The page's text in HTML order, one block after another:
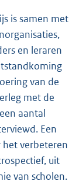
is samen met
en leraren
van de
met de
aantal
Een
verbeteren
uit
van scholen.